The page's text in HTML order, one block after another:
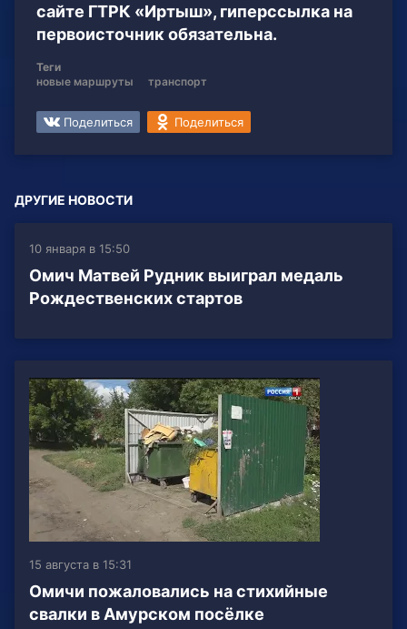
сайте ГТРК «Иртыш», гиперссылка на
первоисточник обязательна.
Теги
новые маршруты
транспорт
Поделиться Поделиться
ДРУГИЕ НОВОСТИ
10 января в 15:50
Омич Матвей Рудник выиграл медаль
Рождественских стартов
15 августа в 15:31
Омичи пожаловались на стихийные
свалки в Амурском посёлке